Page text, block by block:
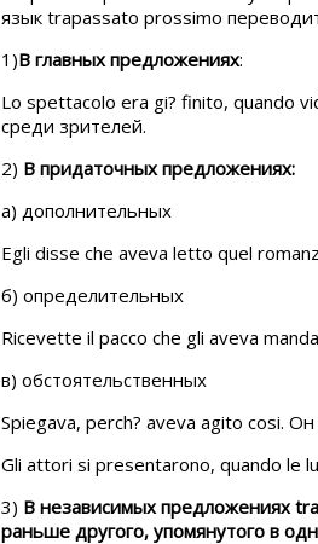
язык trapassato prossimo
1)В главных предложениях:
Lo spettacolo era gi? finito, quando
среди зрителей.
2) В придаточных предложениях:
а) дополнительных
Egli disse che aveva letto quel
б) определительных
Ricevette il pacco che gli aveva
в) обстоятельственных
Spiegava, perch? aveva agito cosi.
Gli attori si presentarono, quando le
3) В независимых предложениях
раньше другого, упомянутого в